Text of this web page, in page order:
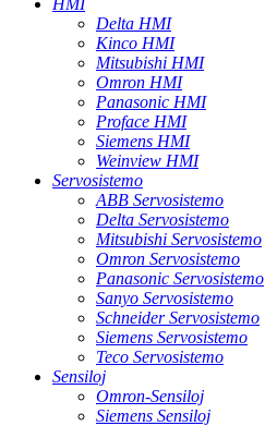
Delta HMI
Kinco HMI
Mitsubishi HMI
Omron HMI
Panasonic HMI
Proface HMI
Siemens HMI
Weinview HMI
Servosistemo
ABB Servosistemo
Delta Servosistemo
Mitsubishi Servosistemo
Omron Servosistemo
Panasonic Servosistemo
Sanyo Servosistemo
Schneider Servosistemo
Siemens Servosistemo
Teco Servosistemo
Sensiloj
Omron-Sensiloj
Siemens Sensiloj